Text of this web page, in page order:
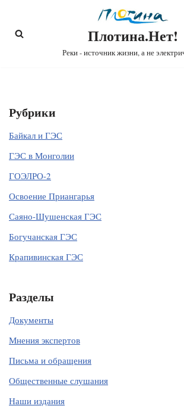
Перейти
Плотина.Нет!
Реки - источник жизни, а не
Рубрики
Байкал и ГЭС
ГЭС в Монголии
ГОЭЛРО-2
Освоение Приангарья
Саяно-Шушенская ГЭС
Богучанская ГЭС
Крапивинская ГЭС
Разделы
Документы
Мнения экспертов
Письма и обращения
Общественные слушания
Наши издания